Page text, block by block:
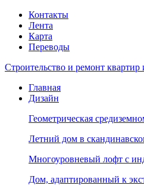
Контакты
Лента
Карта
Переводы
Строительство и ремонт
Главная
Дизайн
Геометрическая
Летний дом в
Многоуровневый лофт с
Дом, адаптированный к